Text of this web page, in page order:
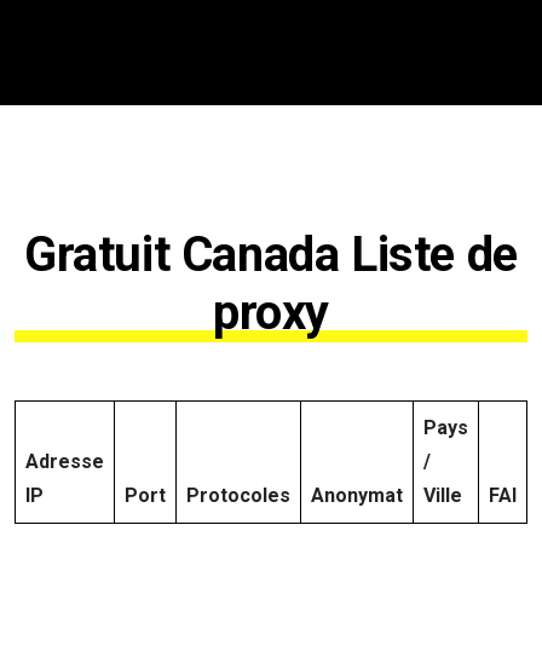
Gratuit Canada Liste de
proxy
Adresse
IP
Port Protocoles Anonymat
Pays
/
Ville
FAI